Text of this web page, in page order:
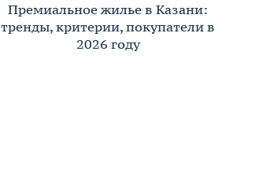
Премиальное жилье в Казани:
тренды, критерии, покупатели в
2026 году